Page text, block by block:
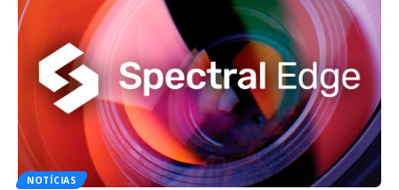
NOTÍCIAS